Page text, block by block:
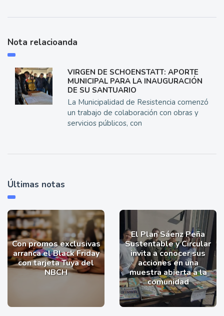
Nota relacioanda
VIRGEN DE SCHOENSTATT: APORTE
MUNICIPAL PARA LA INAUGURACIÓN
DE SU SANTUARIO
La Municipalidad de Resistencia comenzó
un trabajo de colaboración con obras y
servicios públicos, con
Últimas notas
Con promos exclusivas
arranca el Black Friday
con tarjeta Tuya del
NBCH
El Plan Sáenz Peña
Sustentable y Circular
invita a conocer sus
acciones en una
muestra abierta a la
comunidad